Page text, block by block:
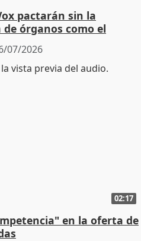
pactarán sin la
órganos como el
07/2026
02:17
en la oferta de